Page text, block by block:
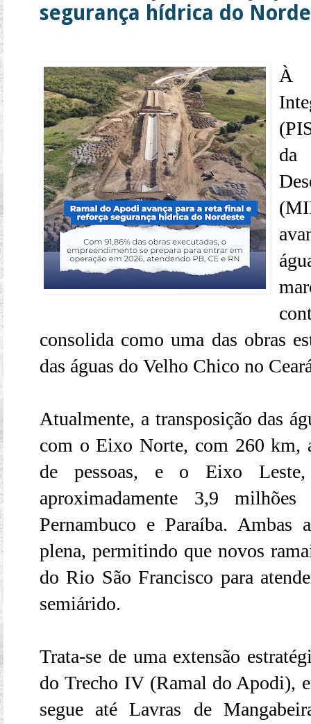
segurança hídrica do
À
consolida como uma das obras
das águas do Velho Chico no
Atualmente, a transposição das
com o Eixo Norte, com 260 km,
de pessoas, e o Eixo
aproximadamente 3,9
Pernambuco e Paraíba. Ambas
plena, permitindo que novos
do Rio São Francisco para
semiárido.
Trata-se de uma extensão
do Trecho IV (Ramal do Apodi),
segue até Lavras de